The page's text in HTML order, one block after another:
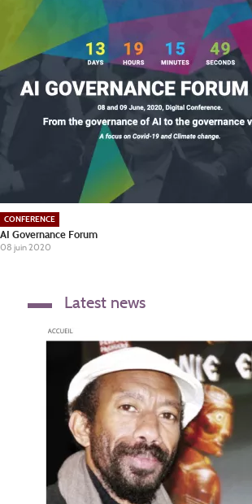
CONFERENCE
AI Governance Forum
08 juin 2020
Latest news